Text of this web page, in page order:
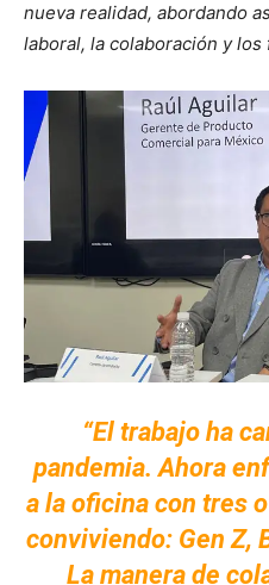
nueva realidad, abordando
laboral, la colaboración y los
“El trabajo ha
pandemia. Ahora
a la oficina con tres
conviviendo: Gen Z,
La manera de